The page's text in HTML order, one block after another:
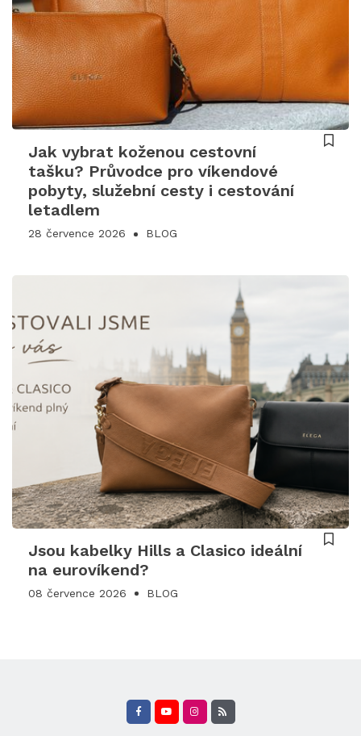
Jak vybrat koženou cestovní
tašku? Průvodce pro víkendové
pobyty, služební cesty i cestování
letadlem
28 července 2026 BLOG
Jsou kabelky Hills a Clasico ideální
na eurovíkend?
08 července 2026 BLOG